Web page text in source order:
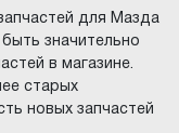
для Мазда
значительно
в магазине.
старых
новых запчастей